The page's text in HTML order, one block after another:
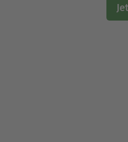
und Anglistik.